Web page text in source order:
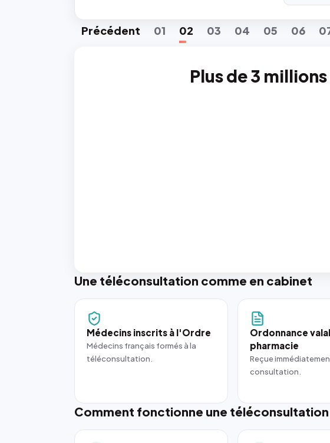
Précédent 01 02 03 04 05 06
Plus de 3
Une téléconsultation comme en cabinet
Médecins inscrits à l'Ordre
Médecins français formés à la
téléconsultation.
Ordonnance
pharmacie
Reçue
consultation.
Comment fonctionne une téléconsultation